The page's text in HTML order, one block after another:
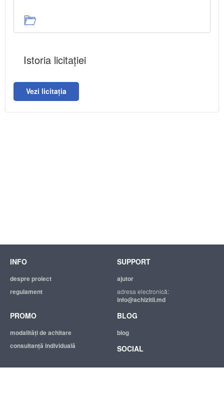
Istoria licitației
Vezi licitația
INFO
despre proiect
regulament
SUPPORT
ajutor
adresa electronică:
info@achizitii.md
PROMO
modalităţi de achitare
consultanță individuală
BLOG
blog
SOCIAL